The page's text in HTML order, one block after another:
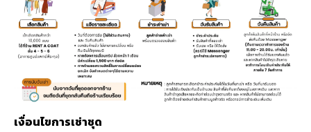
เงื่อนไขการเช่าชุด